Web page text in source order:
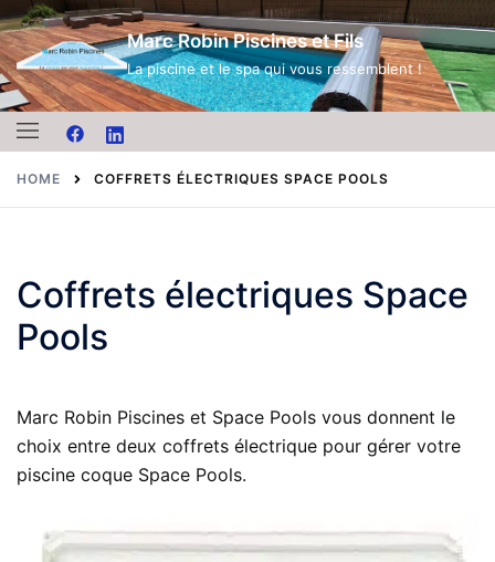
Skip
to
content
Marc Robin Piscines et Fils
La piscine et le spa qui vous ressemblent !
HOME COFFRETS ÉLECTRIQUES SPACE POOLS
Coffrets électriques Space
Pools
Marc Robin Piscines et Space Pools vous donnent le
choix entre deux coffrets électrique pour gérer votre
piscine coque Space Pools.